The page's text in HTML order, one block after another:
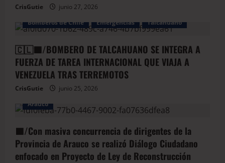
CrisGutie
junio 27, 2026
Bomberos de Chile
Emergencias Talcahuano
🇨🇱🟦/BOMBERO DE TALCAHUANO SE INTEGRA A
FUERZA DE TAREA INTERNACIONAL QUE VIAJA A
VENEZUELA TRAS TERREMOTOS
CrisGutie
junio 25, 2026
Arauco
🟦/Con masiva concurrencia de dirigentes de la
Provincia de Arauco se realizó Diálogo Ciudadano
enfocado en Proyecto de Ley de Reconstrucción